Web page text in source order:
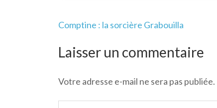
Navigation
l’article
Comptine : la sorcière Grabouilla
Laisser un commentaire
Votre adresse e-mail ne sera pas publiée.